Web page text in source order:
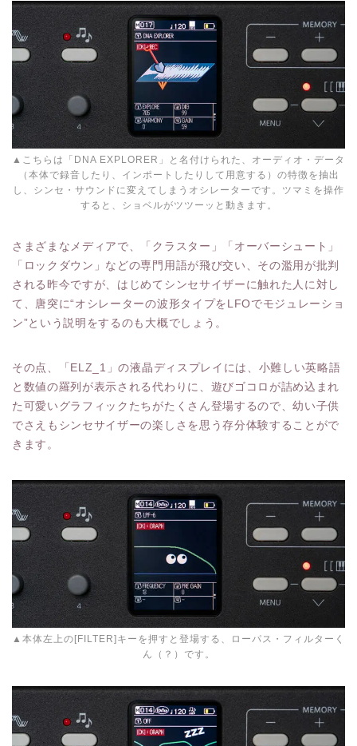
▲こちらは「DNA EXPLORER」と名付けられた、オーディオ・データ
（本体で録音したり、インポートしたりして用意する）の特徴を抽出
し、シンセ・サウンドに変えてしまうオシレーターです。ツマミを操作
すると、ショベルがツツーッと動きます。
さまざまなメディアで、「クラスター」「オーバーシュート」
「ロックダウン」などの専門用語が飛び交い、その濫用が批判
される昨今ですが、はじめてシンセサイザーに触れた人に対し
て、唐突に“オシレーターの波形タイプをLFOでモジュレーショ
ン”という説明をするのも大概でしょう。
その点、「ELZ_1」の液晶ディスプレイには、小難しい英略語
と数値の羅列が表示される代わりに、遊びゴコロが詰め込まれ
た可愛いグラフィックたちがたくさん登場するので、幼い子供
でさえもシンセサイザーの楽しさを思う存分体験することがで
きます。
▲本体左上の[FILTER]キーを押すと登場する、ローパス・フィルターく
ん（？）です。